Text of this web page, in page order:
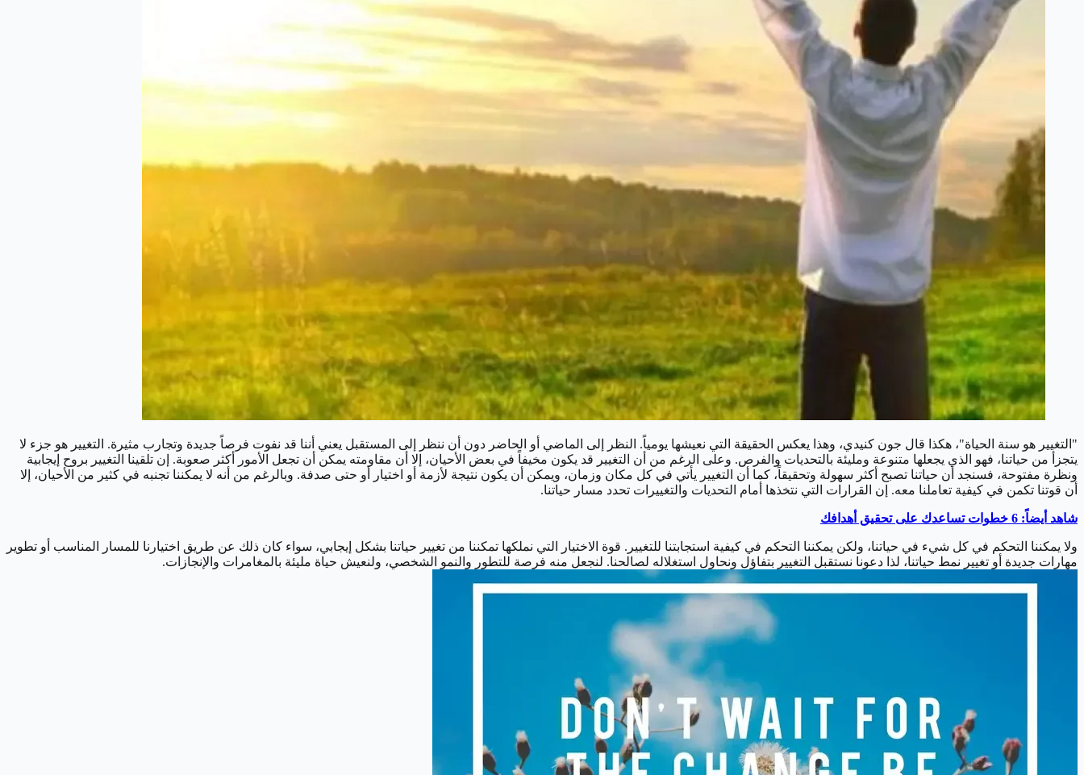
"التغيير هو سنة الحياة"، هكذا قال جون كنيدي، وهذا يعكس الحقيقة التي نعيشها يومياً. النظر إلى الماضي أو الحاضر دون أن ننظر إلى المستقبل يعني أننا قد نفوت فرصاً جديدة وتجارب مثيرة. التغيير هو جزء لا
يتجزأ من حياتنا، فهو الذي يجعلها متنوعة ومليئة بالتحديات والفرص. وعلى الرغم من أن التغيير قد يكون مخيفاً في بعض الأحيان، إلا أن مقاومته يمكن أن تجعل الأمور أكثر صعوبة. إن تلقينا التغيير بروح إيجابية
ونظرة مفتوحة، فسنجد أن حياتنا تصبح أكثر سهولة وتحقيقاً، كما أن التغيير يأتي في كل مكان وزمان، ويمكن أن يكون نتيجة لأزمة أو اختيار أو حتى صدفة. وبالرغم من أنه لا يمكننا تجنبه في كثير من الأحيان، إلا
أن قوتنا تكمن في كيفية تعاملنا معه. إن القرارات التي نتخذها أمام التحديات والتغييرات تحدد مسار حياتنا.
شاهد أيضاً: 6 خطوات تساعدك على تحقيق أهدافك
ولا يمكننا التحكم في كل شيء في حياتنا، ولكن يمكننا التحكم في كيفية استجابتنا للتغيير. قوة الاختيار التي نملكها تمكننا من تغيير حياتنا بشكل إيجابي، سواء كان ذلك عن طريق اختيارنا للمسار المناسب أو تطوير
مهارات جديدة أو تغيير نمط حياتنا، لذا دعونا نستقبل التغيير بتفاؤل ونحاول استغلاله لصالحنا. لنجعل منه فرصة للتطور والنمو الشخصي، ولنعيش حياة مليئة بالمغامرات والإنجازات.